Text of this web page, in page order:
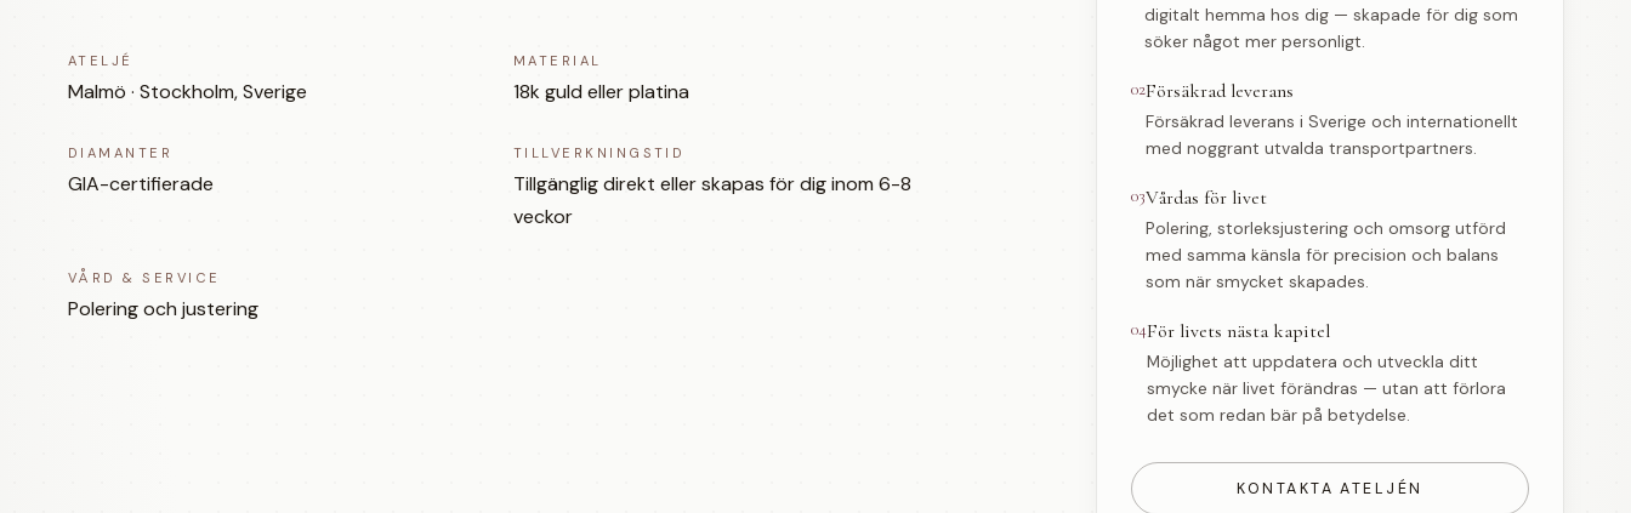
ATELJÉ
Malmö · Stockholm, Sverige
MATERIAL
18k guld eller platina
DIAMANTER
GIA-certifierade
TILLVERKNINGSTID
Tillgänglig direkt eller skapas för dig inom 6-8
veckor
VÅRD & SERVICE
Polering och justering
digitalt hemma hos dig — skapade för dig som
söker något mer personligt.
02Försäkrad leverans
Försäkrad leverans i Sverige och internationellt
med noggrant utvalda transportpartners.
03Vårdas för livet
Polering, storleksjustering och omsorg utförd
med samma känsla för precision och balans
som när smycket skapades.
04För livets nästa kapitel
Möjlighet att uppdatera och utveckla ditt
smycke när livet förändras — utan att förlora
det som redan bär på betydelse.
KONTAKTA ATELJÉN